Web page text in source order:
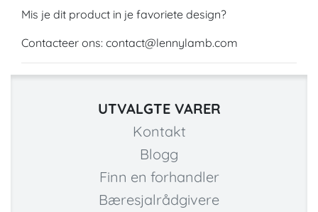
Mis je dit product in je favoriete design?
Contacteer ons: contact@lennylamb.com
UTVALGTE VARER
Kontakt
Blogg
Finn en forhandler
Bæresjalrådgivere